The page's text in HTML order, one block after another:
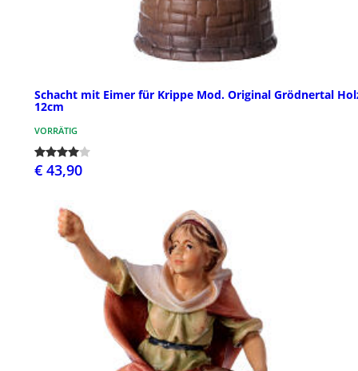
Schacht mit Eimer für Krippe Mod. Original Grödnertal
12cm
VORRÄTIG
€ 43,90